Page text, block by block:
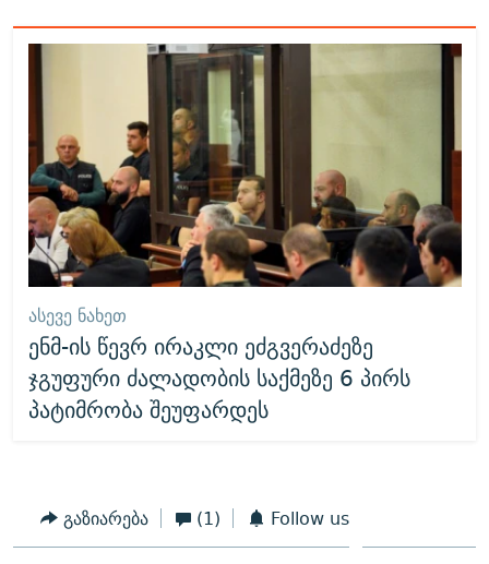
ᲐᲡᲔᲕᲔ ᲜᲐᲮᲔᲗ
ენმ-ის წევრ ირაკლი ეძგვერაძეზე
ჯგუფური ძალადობის საქმეზე 6 პირს
პატიმრობა შეუფარდეს
გაზიარება (1) Follow us